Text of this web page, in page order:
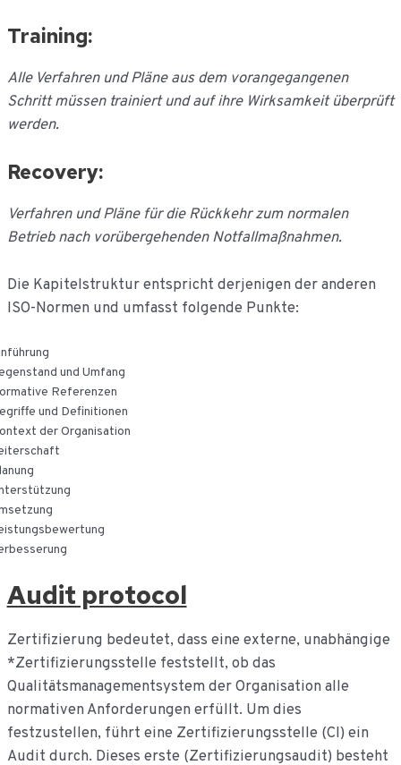
Training:
Alle Verfahren und Pläne aus dem vorangegangenen
Schritt müssen trainiert und auf ihre Wirksamkeit überprüft
werden.
Recovery:
Verfahren und Pläne für die Rückkehr zum normalen
Betrieb nach vorübergehenden Notfallmaßnahmen.
Die Kapitelstruktur entspricht derjenigen der anderen
ISO-Normen und umfasst folgende Punkte:
und Umfang
Referenzen
und Definitionen
der Organisation
Audit protocol
Zertifizierung bedeutet, dass eine externe, unabhängige
*Zertifizierungsstelle feststellt, ob das
Qualitätsmanagementsystem der Organisation alle
normativen Anforderungen erfüllt. Um dies
festzustellen, führt eine Zertifizierungsstelle (CI) ein
Audit durch. Dieses erste (Zertifizierungsaudit) besteht